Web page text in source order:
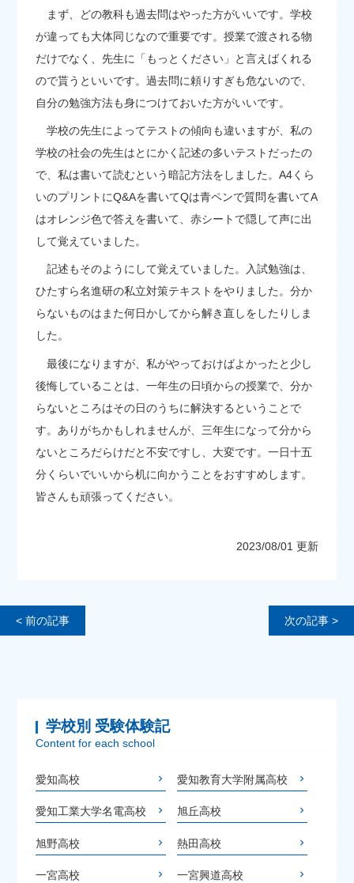
まず、どの教科も過去問はやった方がいいです。学校
が違っても大体同じなので重要です。授業で渡される物
だけでなく、先生に「もっとください」と言えばくれる
ので貰うといいです。過去問に頼りすぎも危ないので、
自分の勉強方法も身につけておいた方がいいです。
学校の先生によってテストの傾向も違いますが、私の
学校の社会の先生はとにかく記述の多いテストだったの
で、私は書いて読むという暗記方法をしました。A4くら
いのプリントにQ&Aを書いてQは青ペンで質問を書いてA
はオレンジ色で答えを書いて、赤シートで隠して声に出
して覚えていました。
記述もそのようにして覚えていました。入試勉強は、
ひたすら名進研の私立対策テキストをやりました。分か
らないものはまた何日かしてから解き直しをしたりしま
した。
最後になりますが、私がやっておけばよかったと少し
後悔していることは、一年生の日頃からの授業で、分か
らないところはその日のうちに解決するということで
す。ありがちかもしれませんが、三年生になって分から
ないところだらけだと不安ですし、大変です。一日十五
分くらいでいいから机に向かうことをおすすめします。
皆さんも頑張ってください。
2023/08/01 更新
< 前の記事 次の記事 >
学校別 受験体験記
Content for each school
愛知高校 愛知教育大学附属高校
愛知工業大学名電高校 旭丘高校
旭野高校 熱田高校
一宮高校 一宮興道高校